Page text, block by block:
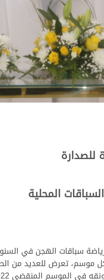
سباقات الهجن في
كل موسم، تعرض للعديد